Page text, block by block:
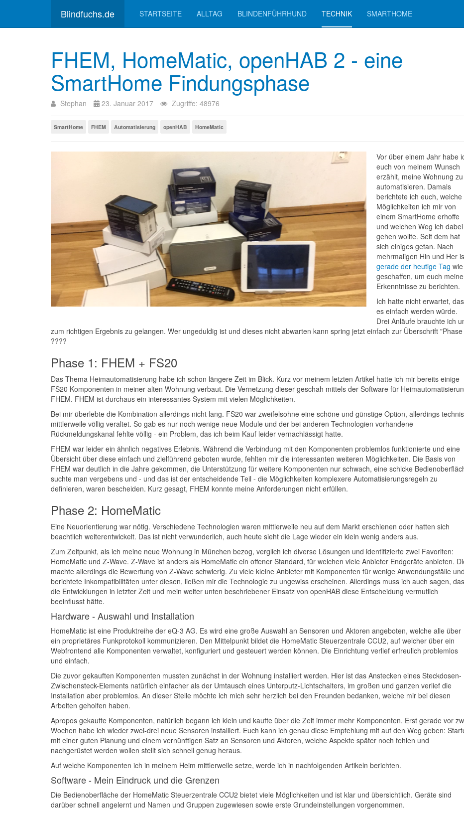
Blindfuchs.de STARTSEITE ALLTAG BLINDENFÜHRHUND TECHNIK SMARTHOME
FHEM, HomeMatic, openHAB 2 - eine
SmartHome Findungsphase
Stephan 23. Januar 2017 Zugriffe: 48976
SmartHome FHEM Automatisierung openHAB HomeMatic
Vor über einem Jahr habe
euch von meinem Wunsch
erzählt, meine Wohnung zu
automatisieren. Damals
berichtete ich euch, welche
Möglichkeiten ich mir von
einem SmartHome erhoffe
und welchen Weg ich dabei
gehen wollte. Seit dem hat
sich einiges getan. Nach
mehrmaligen Hin und Her
gerade der heutige Tag wie
geschaffen, um euch meine
Erkenntnisse zu berichten.
Ich hatte nicht erwartet,
es einfach werden würde.
Drei Anläufe brauchte ich
zum richtigen Ergebnis zu gelangen. Wer ungeduldig ist und dieses nicht abwarten kann spring jetzt einfach zur Überschrift
????
Phase 1: FHEM + FS20
Das Thema Heimautomatisierung habe ich schon längere Zeit im Blick. Kurz vor meinem letzten Artikel hatte ich mir bereits einige
FS20 Komponenten in meiner alten Wohnung verbaut. Die Vernetzung dieser geschah mittels der Software für
FHEM. FHEM ist durchaus ein interessantes System mit vielen Möglichkeiten.
Bei mir überlebte die Kombination allerdings nicht lang. FS20 war zweifelsohne eine schöne und günstige Option, allerdings
mittlerweile völlig veraltet. So gab es nur noch wenige neue Module und der bei anderen Technologien vorhandene
Rückmeldungskanal fehlte völlig - ein Problem, das ich beim Kauf leider vernachlässigt hatte.
FHEM war leider ein ähnlich negatives Erlebnis. Während die Verbindung mit den Komponenten problemlos funktionierte und eine
Übersicht über diese einfach und zielführend geboten wurde, fehlten mir die interessanten weiteren Möglichkeiten. Die Basis von
FHEM war deutlich in die Jahre gekommen, die Unterstützung für weitere Komponenten nur schwach, eine schicke
suchte man vergebens und - und das ist der entscheidende Teil - die Möglichkeiten komplexere Automatisierungsregeln zu
definieren, waren bescheiden. Kurz gesagt, FHEM konnte meine Anforderungen nicht erfüllen.
Phase 2: HomeMatic
Eine Neuorientierung war nötig. Verschiedene Technologien waren mittlerweile neu auf dem Markt erschienen oder hatten sich
beachtlich weiterentwickelt. Das ist nicht verwunderlich, auch heute sieht die Lage wieder ein klein wenig anders aus.
Zum Zeitpunkt, als ich meine neue Wohnung in München bezog, verglich ich diverse Lösungen und identifizierte zwei Favoriten:
HomeMatic und Z-Wave. Z-Wave ist anders als HomeMatic ein offener Standard, für welchen viele Anbieter Endgeräte anbieten.
machte allerdings die Bewertung von Z-Wave schwierig. Zu viele kleine Anbieter mit Komponenten für wenige Anwendungsfälle und
berichtete Inkompatibilitäten unter diesen, ließen mir die Technologie zu ungewiss erscheinen. Allerdings muss ich auch sagen,
die Entwicklungen in letzter Zeit und mein weiter unten beschriebener Einsatz von openHAB diese Entscheidung vermutlich
beeinflusst hätte.
Hardware - Auswahl und Installation
HomeMatic ist eine Produktreihe der eQ-3 AG. Es wird eine große Auswahl an Sensoren und Aktoren angeboten, welche alle über
ein proprietäres Funkprotokoll kommunizieren. Den Mittelpunkt bildet die HomeMatic Steuerzentrale CCU2, auf welcher über ein
Webfrontend alle Komponenten verwaltet, konfiguriert und gesteuert werden können. Die Einrichtung verlief erfreulich problemlos
und einfach.
Die zuvor gekauften Komponenten mussten zunächst in der Wohnung installiert werden. Hier ist das Anstecken eines Steckdosen-
Zwischensteck-Elements natürlich einfacher als der Umtausch eines Unterputz-Lichtschalters, im großen und ganzen verlief die
Installation aber problemlos. An dieser Stelle möchte ich mich sehr herzlich bei den Freunden bedanken, welche mir bei diesen
Arbeiten geholfen haben.
Apropos gekaufte Komponenten, natürlich begann ich klein und kaufte über die Zeit immer mehr Komponenten. Erst gerade vor
Wochen habe ich wieder zwei-drei neue Sensoren installiert. Euch kann ich genau diese Empfehlung mit auf den Weg geben:
mit einer guten Planung und einem vernünftigen Satz an Sensoren und Aktoren, welche Aspekte später noch fehlen und
nachgerüstet werden wollen stellt sich schnell genug heraus.
Auf welche Komponenten ich in meinem Heim mittlerweile setze, werde ich in nachfolgenden Artikeln berichten.
Software - Mein Eindruck und die Grenzen
Die Bedienoberfläche der HomeMatic Steuerzentrale CCU2 bietet viele Möglichkeiten und ist klar und übersichtlich. Geräte sind
darüber schnell angelernt und Namen und Gruppen zugewiesen sowie erste Grundeinstellungen vorgenommen.